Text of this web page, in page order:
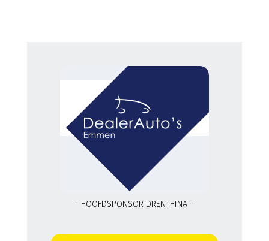
- HOOFDSPONSOR DRENTHINA -